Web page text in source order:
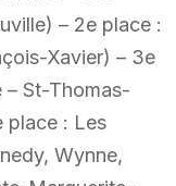
– 2e place :
Xavier) – 3e
– St-Thomas-
place : Les
Wynne,